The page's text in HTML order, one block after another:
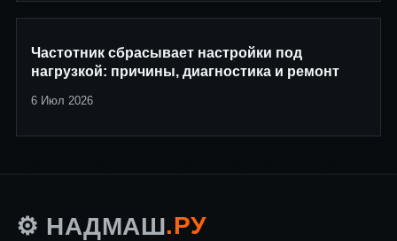
Частотник сбрасывает настройки под
нагрузкой: причины, диагностика и ремонт
6 Июл 2026
⚙️ НАДМАШ.РУ